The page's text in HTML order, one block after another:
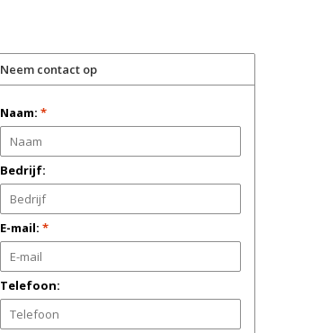
Neem contact op
Naam: *
Bedrijf:
E-mail: *
Telefoon: